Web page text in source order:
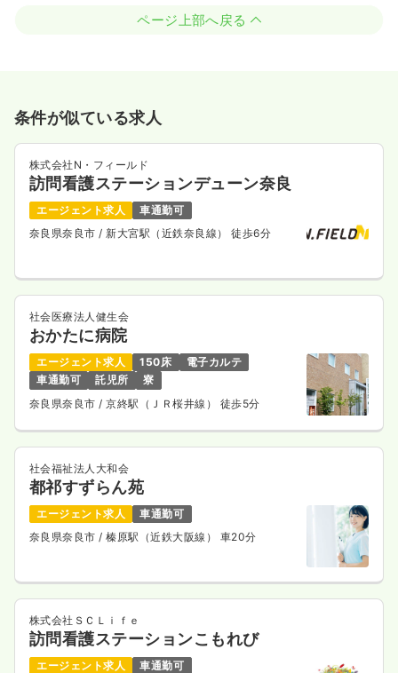
ページ上部へ戻る
条件が似ている求人
株式会社N・フィールド
訪問看護ステーションデューン奈良
エージェント求人
車通勤可
奈良県奈良市/ 新大宮駅（近鉄奈良線） 徒歩6分
社会医療法人健生会
おかたに病院
エージェント求人 150床
電子カルテ
車通勤可
託児所
寮
奈良県奈良市 / 京終駅（ＪＲ桜井線） 徒歩5分
社会福祉法人大和会
都祁すずらん苑
エージェント求人
車通勤可
奈良県奈良市/ 榛原駅（近鉄大阪線） 車20分
株式会社ＳＣＬｉｆｅ
訪問看護ステーションこもれび
エージェント求人
車通勤可